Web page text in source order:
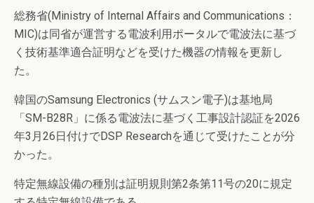
総務省(Ministry of Internal Affairs and Communications：
MIC)は同省が運営する電波利用ポータルで電波法に基づ
く技術基準適合証明などを受けた機器の情報を更新し
た。
韓国のSamsung Electronics (サムスン電子)は基地局
「SM-B28R」に係る電波法に基づく工事設計認証を2026
年3月26日付けでDSP Researchを通じて受けたことが分
かった。
特定無線設備の種別は証明規則第2条第11号の20に規定